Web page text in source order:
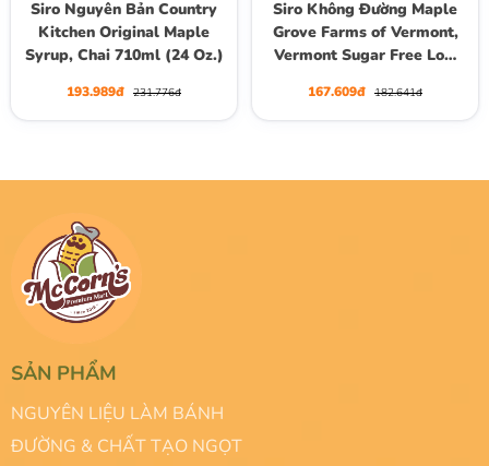
Siro Nguyên Bản Country
Kitchen Original Maple
Syrup, Chai 710ml (24 Oz.)
193.989đ 231.776đ
Siro Không Đường Maple
Grove Farms of Vermont,
Vermont Sugar Free Low
(12 Fl. Oz.)
167.609đ 182.641đ
SẢN PHẨM
NGUYÊN LIỆU LÀM BÁNH
ĐƯỜNG & CHẤT TẠO NGỌT